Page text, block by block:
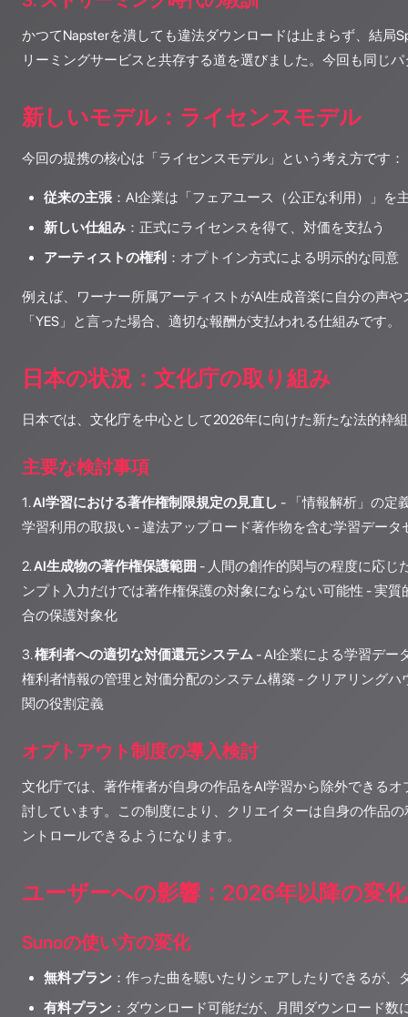
かつてNapsterを潰しても違法ダウンロードは止まらず、結局
リーミングサービスと共存する道を選びました。今回も同じ
新しいモデル：ライセンスモデル
今回の提携の核心は「ライセンスモデル」という考え方です：
従来の主張 ：AI企業は「フェアユース（公正な利用）」を
新しい仕組み ：正式にライセンスを得て、対価を支払う
アーティストの権利 ：オプトイン方式による明示的な同意
例えば、ワーナー所属アーティストがAI生成音楽に自分の声
「YES」と言った場合、適切な報酬が支払われる仕組みです。
日本の状況：文化庁の取り組み
日本では、文化庁を中心として2026年に向けた新たな法的枠
主要な検討事項
1.AI学習における著作権制限規定の見直し - 「情報解析」の定
学習利用の取扱い - 違法アップロード著作物を含む学習データ
2.AI生成物の著作権保護範囲 - 人間の創作的関与の程度に応じ
ンプト入力だけでは著作権保護の対象にならない可能性 - 実
合の保護対象化
3.権利者への適切な対価還元システム - AI企業による学習デー
権利者情報の管理と対価分配のシステム構築 - クリアリング
関の役割定義
オプトアウト制度の導入検討
文化庁では、著作権者が自身の作品をAI学習から除外できる
討しています。この制度により、クリエイターは自身の作品
ントロールできるようになります。
ユーザーへの影響：2026年以降の変化
Sunoの使い方の変化
無料プラン ：作った曲を聴いたりシェアしたりできるが、
有料プラン ：ダウンロード可能だが、月間ダウンロード数